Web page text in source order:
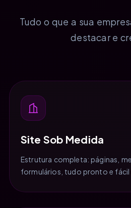
Tudo o que a sua
destacar e
Site Sob Medida
Estrutura completa: páginas,
formulários, tudo pronto e fácil